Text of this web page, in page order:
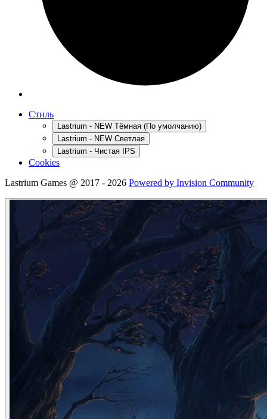
Стиль
Lastrium - NEW Тёмная (По умолчанию)
Lastrium - NEW Светлая
Lastrium - Чистая IPS
Cookies
Lastrium Games @ 2017 - 2026 Powered by Invision Community